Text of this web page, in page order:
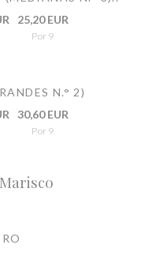
25,20 EUR
Por 9
N.° 2)
30,60 EUR
Por 9